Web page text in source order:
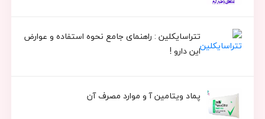
تتراسایکلین : راهنمای جامع نحوه استفاده و عوارض
این دارو !
پماد ویتامین آ و موارد مصرف آن